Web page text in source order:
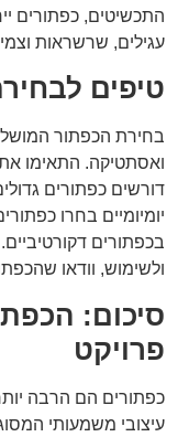
התכשיטים, כפתורים
עגילים, שרשראות
טיפים
בחירת הכפתור
ואסתטיקה. התאימו
דורשים כפתורים
יומיומיים בחרו
בכפתורים
ולשימוש, וודאו
סיכום:
פרויקט
כפתורים הם הרבה
עיצובי משמעותי